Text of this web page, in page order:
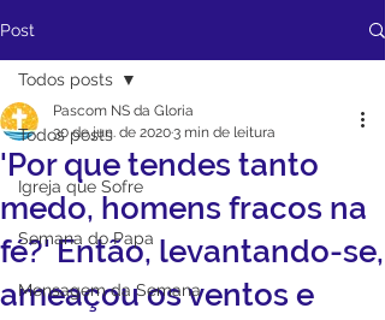
Post
Todos posts
Igreja que Sofre
Semana do Papa
Mensagem da Semana
Todos posts
'Por que tendes tanto
medo, homens fracos na
fé?' Então, levantando-se,
ameaçou os ventos e
Pascom NS da Gloria
30 de jun. de 20203 min de leitura